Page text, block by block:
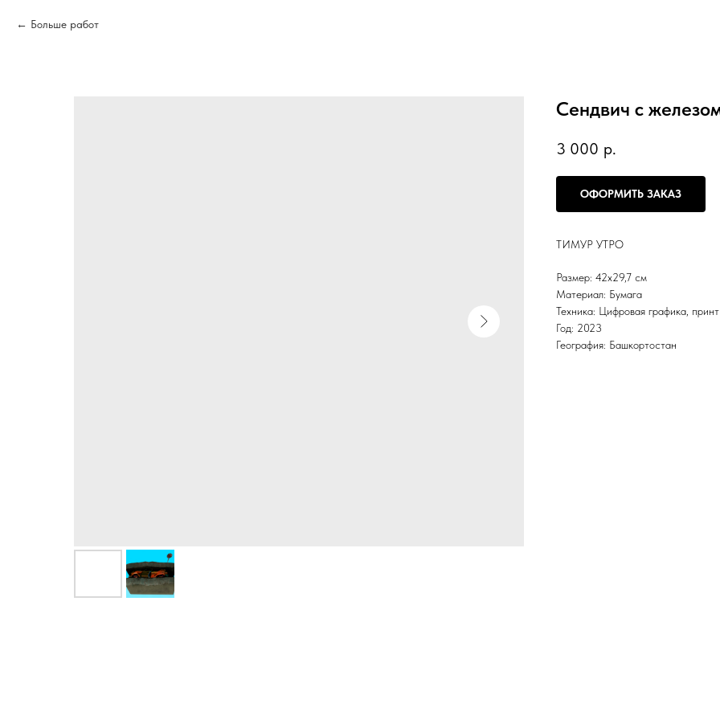
Больше работ
Сендвич с
3 000 р.
ОФОРМИТЬ ЗАКАЗ
ТИМУР УТРО
Размер: 42х29,7 см
Материал: Бумага
Техника: Цифровая графика, принт
Год: 2023
География: Башкортостан